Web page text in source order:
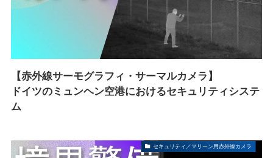
【赤外線サーモグラフィ・サーマルカメラ】
ドイツのミュンヘン空港におけるセキュリティシステ
ム
セキュリティ／マリーン用赤外線カメラ